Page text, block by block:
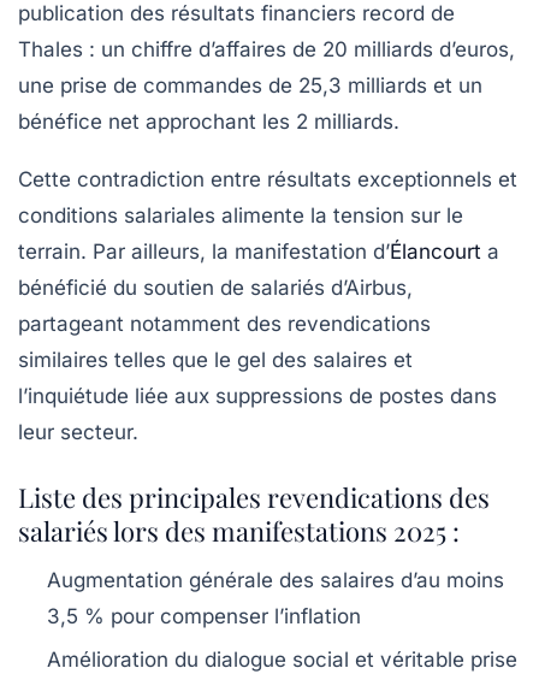
publication des résultats financiers record de
Thales : un chiffre d’affaires de 20 milliards d’euros,
une prise de commandes de 25,3 milliards et un
bénéfice net approchant les 2 milliards.
Cette contradiction entre résultats exceptionnels et
conditions salariales alimente la tension sur le
terrain. Par ailleurs, la manifestation d’Élancourt a
bénéficié du soutien de salariés d’Airbus,
partageant notamment des revendications
similaires telles que le gel des salaires et
l’inquiétude liée aux suppressions de postes dans
leur secteur.
Liste des principales revendications des
salariés lors des manifestations 2025 :
Augmentation générale des salaires d’au moins
3,5 % pour compenser l’inflation
Amélioration du dialogue social et véritable prise